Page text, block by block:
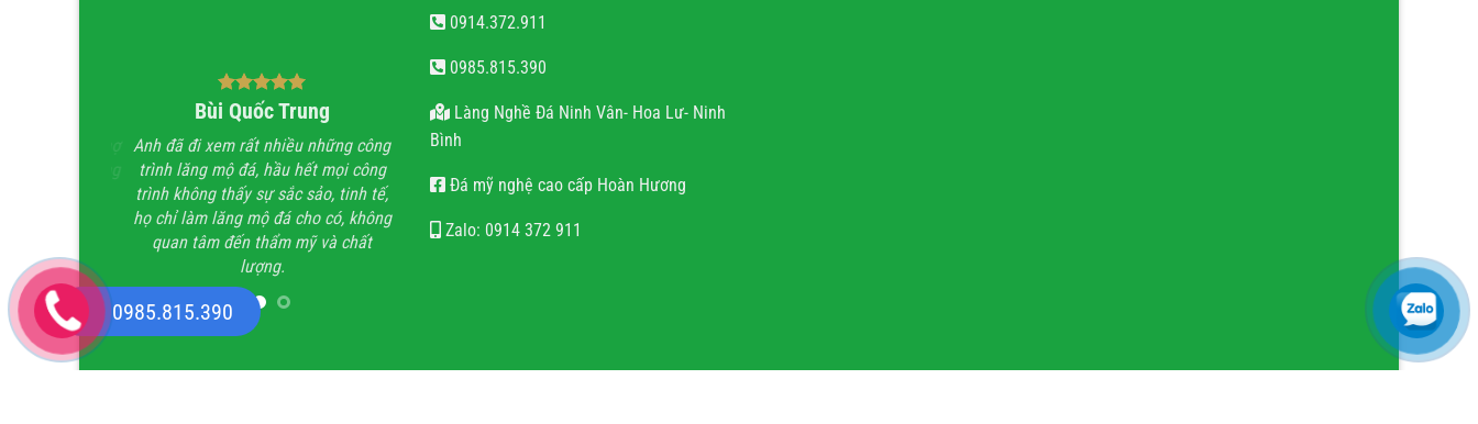
em rất đẹp, Thợ
chất lượng
Bùi Quốc Trung
Anh đã đi xem rất nhiều những công
trình lăng mộ đá, hầu hết mọi công
trình không thấy sự sắc sảo, tinh tế,
họ chỉ làm lăng mộ đá cho có, không
quan tâm đến thẩm mỹ và chất
lượng.
nguyễn văn trọng
Với cái tâm và sự tài hoa của người
việc về đích đúng hẹn, chất lượng, uy
tín.
0914.372.911
0985.815.390
Làng Nghề Đá Ninh Vân- Hoa Lư- Ninh
Bình
Đá mỹ nghệ cao cấp Hoàn Hương
Zalo: 0914 372 911
0985.815.390